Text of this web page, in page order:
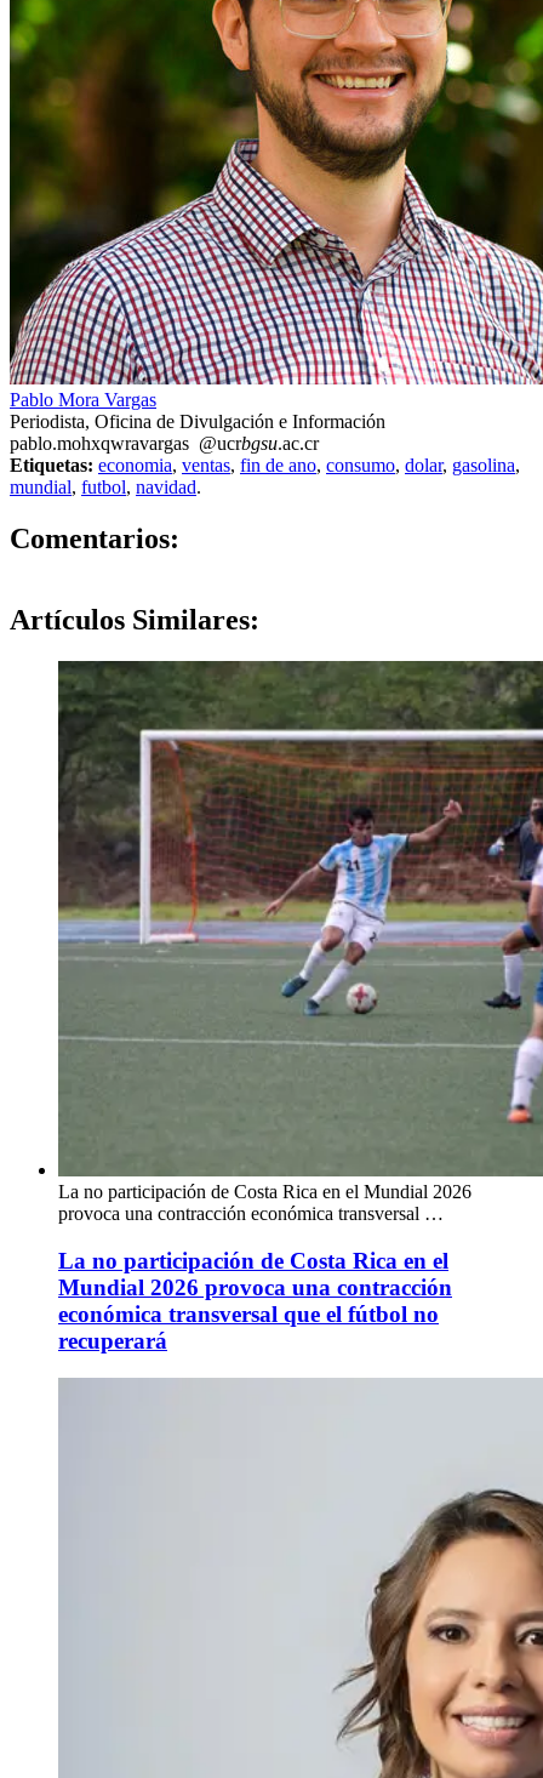
Pablo Mora Vargas
Periodista, Oficina de Divulgación e Información
pablo.mohxqwravargas @ucrbgsu.ac.cr
Etiquetas: economia, ventas, fin de ano, consumo, dolar, gasolina,
mundial, futbol, navidad.
Comentarios:
Artículos Similares:
La no participación de Costa Rica en el Mundial 2026
provoca una contracción económica transversal …
La no participación de Costa Rica en el
Mundial 2026 provoca una contracción
económica transversal que el fútbol no
recuperará